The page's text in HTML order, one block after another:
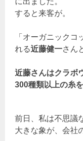
すると来客が。
「オーガニック
れる近藤健一さん
近藤さんはクラボ
300種類以上の糸
前日、私は不思議
大きな象が、会社